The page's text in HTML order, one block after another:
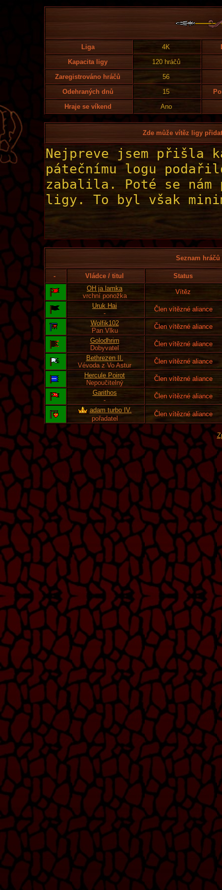
Liga 4K
Kapacita ligy
120 hráčů
Zaregistrováno hráčů
56
Odehraných dnů
15
Hraje se víkend
Ano
Zde může vítěz ligy
Seznam
- Vládce / titul
Status
OH ja lamka
vrchní ponožka
Vítěz
Uruk Hai
-
Člen vítězné aliance
Wolfik102
Pan Vlku
Člen vítězné aliance
Golodhrim
Dobyvatel
Člen vítězné aliance
Bethrezen II.
Vévoda z Vo Astur
Člen vítězné aliance
Hercule Poirot
Nepoučitelný
Člen vítězné aliance
Garithos
-
Člen vítězné aliance
adam turbo IV.
pořadatel
Člen vítězné aliance